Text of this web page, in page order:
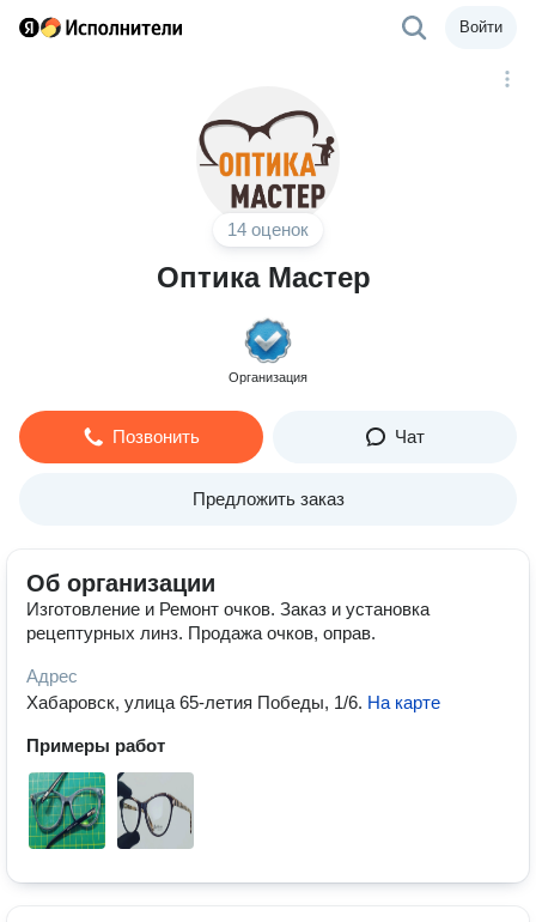
Войти
14 оценок
Оптика Мастер
Организация
Позвонить Чат
Предложить заказ
Об организации
Изготовление и Ремонт очков. Заказ и установка
рецептурных линз. Продажа очков, оправ.
Адрес
Хабаровск, улица 65-летия Победы, 1/6. На карте
Примеры работ